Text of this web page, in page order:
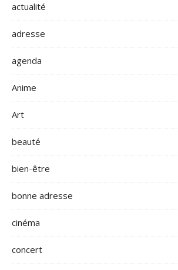
actualité
adresse
agenda
Anime
Art
beauté
bien-être
bonne adresse
cinéma
concert